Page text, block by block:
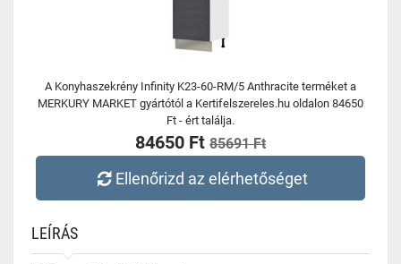
A Konyhaszekrény Infinity K23-60-RM/5 Anthracite terméket a
MERKURY MARKET gyártótól a Kertifelszereles.hu oldalon 84650
Ft - ért találja.
84650 Ft 85691 Ft
Ellenőrizd az elérhetőséget
LEÍRÁS